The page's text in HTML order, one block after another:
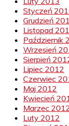
Styczeń
Grudzień
Listopad
Październik
Wrzesień
Sierpień
Lipiec 2012
Czerwiec
Maj 2012
Kwiecień
Marzec 2012
Luty 2012